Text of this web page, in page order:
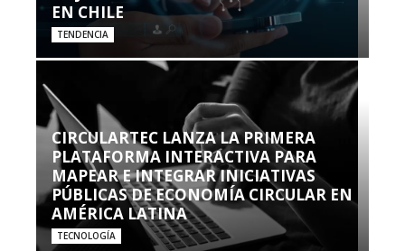
EN CHILE
TENDENCIA
CIRCULARTEC LANZA LA PRIMERA
PLATAFORMA INTERACTIVA PARA
MAPEAR E INTEGRAR INICIATIVAS
PÚBLICAS DE ECONOMÍA CIRCULAR EN
AMÉRICA LATINA
TECNOLOGÍA